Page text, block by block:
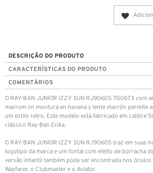
DESCRIÇÃO DO PRODUTO
CARACTERÍSTICAS DO PRODUTO
COMENTÁRIOS
O RAY-BAN JUNIOR IZZY SUN RJ9060S 700673 com
marrom on montura en havana y lente marrón permite
um estilo retro. Este modelo está fabricado em calibre
clássico Ray-Ban Erika.
O RAY-BAN JUNIOR IZZY SUN RJ9060S traz em suas
logotipo da marca e um fontal com efeito de borracha
versão infantil também pode ser encontrada nos
Wayfarer, o Clubmaster e o Aviator.